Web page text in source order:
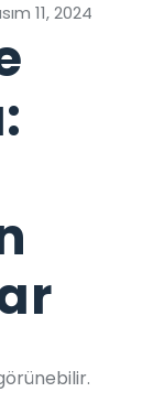
11, 2024